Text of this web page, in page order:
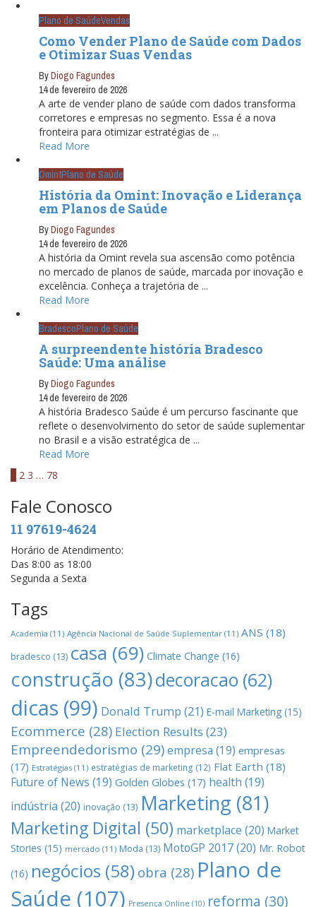
Plano de SaúdeVendas
Como Vender Plano de Saúde com Dados
e Otimizar Suas Vendas
ByDiogo Fagundes
14 de fevereiro de 2026
A arte de vender plano de saúde com dados transforma
corretores e empresas no segmento. Essa é a nova
fronteira para otimizar estratégias de ...
Read More
OmintPlano de Saúde
História da Omint: Inovação e Liderança
em Planos de Saúde
ByDiogo Fagundes
14 de fevereiro de 2026
A história da Omint revela sua ascensão como potência
no mercado de planos de saúde, marcada por inovação e
excelência. Conheça a trajetória de ...
Read More
BradescoPlano de Saúde
A surpreendente história Bradesco
Saúde: Uma análise
ByDiogo Fagundes
14 de fevereiro de 2026
A história Bradesco Saúde é um percurso fascinante que
reflete o desenvolvimento do setor de saúde suplementar
no Brasil e a visão estratégica de ...
Read More
2 3 … 78
Fale Conosco
11 97619-4624
Horário de Atendimento:
Das 8:00 as 18:00
Segunda a Sexta
Tags
Academia (11) Agência Nacional de Saúde Suplementar (11) ANS (18)
bradesco (13) casa (69) Climate Change (16)
construção (83)decoracao (62)
dicas (99) Donald Trump (21) E-mail Marketing (15)
Ecommerce (28) Election Results (23)
Empreendedorismo (29)empresa (19) empresas
(17) Estratégias (11) estratégias de marketing (12) Flat Earth (18)
Future of News (19) Golden Globes (17) health (19)
indústria (20) inovação (13) Marketing (81)
Marketing Digital (50) marketplace (20) Market
Stories (15) mercado (11) Moda (13) MotoGP 2017(20) Mr. Robot
(16) negócios (58) obra (28) Plano de
Saúde (107) Presença Online (10) reforma (30)